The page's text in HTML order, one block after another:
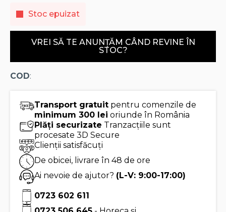
Stoc epuizat
VREI SĂ TE ANUNȚĂM CÂND REVINE ÎN
STOC?
COD:
Transport gratuit pentru comenzile de
minimum 300 lei oriunde în România
Plăți securizate Tranzacțiile sunt
procesate 3D Secure
Clienții satisfăcuți
De obicei, livrare în 48 de ore
Ai nevoie de ajutor? (L-V: 9:00-17:00)
0723 602 611